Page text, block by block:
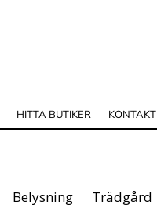
HITTA BUTIKER KONTAKT
Belysning Trädgård